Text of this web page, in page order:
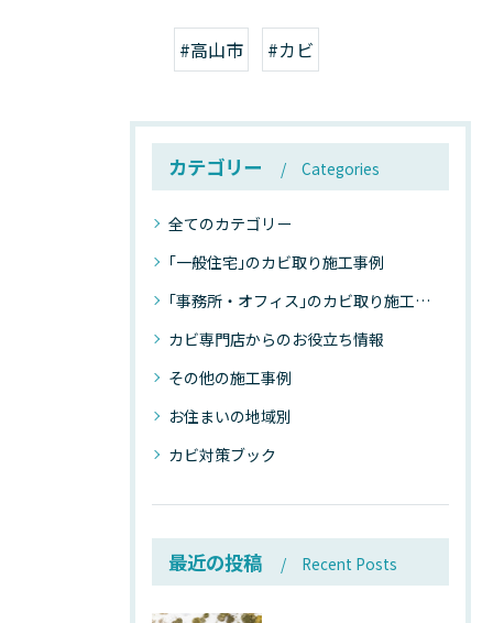
#高山市 #カビ
カテゴリー Categories
全てのカテゴリー
｢一般住宅｣のカビ取り施工事例
｢事務所・オフィス｣のカビ取り施工事例
カビ専門店からのお役立ち情報
その他の施工事例
お住まいの地域別
カビ対策ブック
最近の投稿 Recent Posts